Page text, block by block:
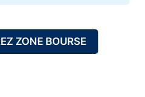
ZONE BOURSE